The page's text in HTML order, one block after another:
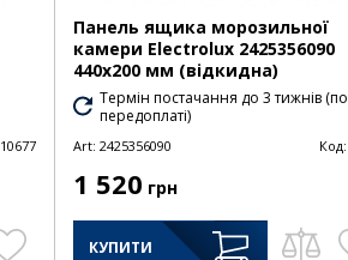
10677
Панель ящика морозильної
камери Electrolux 2425356090
440х200 мм (відкидна)
Термін постачання до 3 тижнів (по
передоплаті)
Art: 2425356090 Код:
1 520 грн
КУПИТИ